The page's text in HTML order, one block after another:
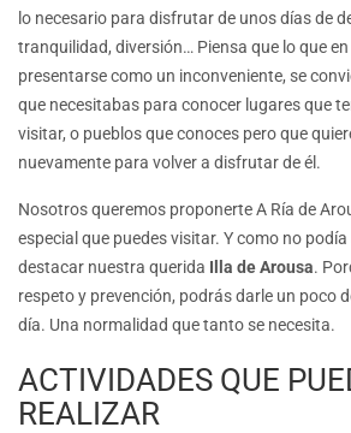
lo necesario para disfrutar de unos días de
tranquilidad, diversión… Piensa que lo que
presentarse como un inconveniente, se
que necesitabas para conocer lugares que
visitar, o pueblos que conoces pero que
nuevamente para volver a disfrutar de él.
Nosotros queremos proponerte A Ría de
especial que puedes visitar. Y como no
destacar nuestra querida Illa de Arousa.
respeto y prevención, podrás darle un poco
día. Una normalidad que tanto se necesita.
ACTIVIDADES QUE
REALIZAR